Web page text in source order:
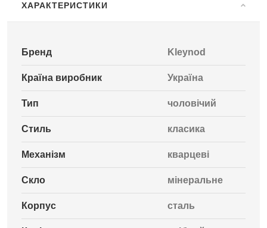
ХАРАКТЕРИСТИКИ
Бренд Kleynod
Країна виробник Україна
Тип чоловічий
Стиль класика
Механізм кварцеві
Скло мінеральне
Корпус сталь